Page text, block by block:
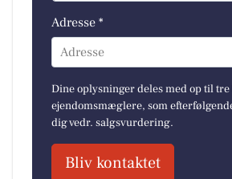
Adresse *
Adresse
Dine oplysninger deles med op til
ejendomsmæglere, som
dig vedr. salgsvurdering.
Bliv kontaktet